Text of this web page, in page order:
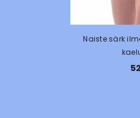
Naiste särk